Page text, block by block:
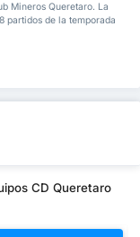
Mineros Queretaro. La
partidos de la temporada
CD Queretaro